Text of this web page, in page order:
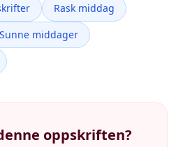
Rask middag
Sunne middager
oppskriften?